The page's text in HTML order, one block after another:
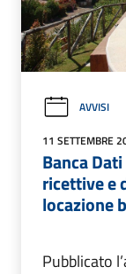
AVVISI
11 SETTEMBRE
Banca
ricettive e
locazione
Pubblicato